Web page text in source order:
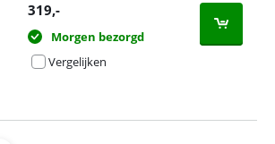
319,-
Morgen bezorgd
Vergelijken